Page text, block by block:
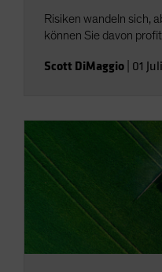
Risiken wandeln sich,
können Sie davon
Scott DiMaggio 01